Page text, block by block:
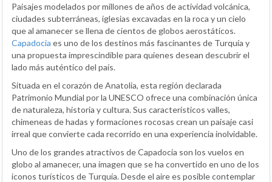
Paisajes modelados por millones de años de actividad volcánica,
ciudades subterráneas, iglesias excavadas en la roca y un cielo
que al amanecer se llena de cientos de globos aerostáticos.
Capadocia es uno de los destinos más fascinantes de Turquía y
una propuesta imprescindible para quienes desean descubrir el
lado más auténtico del país.
Situada en el corazón de Anatolia, esta región declarada
Patrimonio Mundial por la UNESCO ofrece una combinación única
de naturaleza, historia y cultura. Sus característicos valles,
chimeneas de hadas y formaciones rocosas crean un paisaje casi
irreal que convierte cada recorrido en una experiencia inolvidable.
Uno de los grandes atractivos de Capadocia son los vuelos en
globo al amanecer, una imagen que se ha convertido en uno de los
iconos turísticos de Turquía. Desde el aire es posible contemplar